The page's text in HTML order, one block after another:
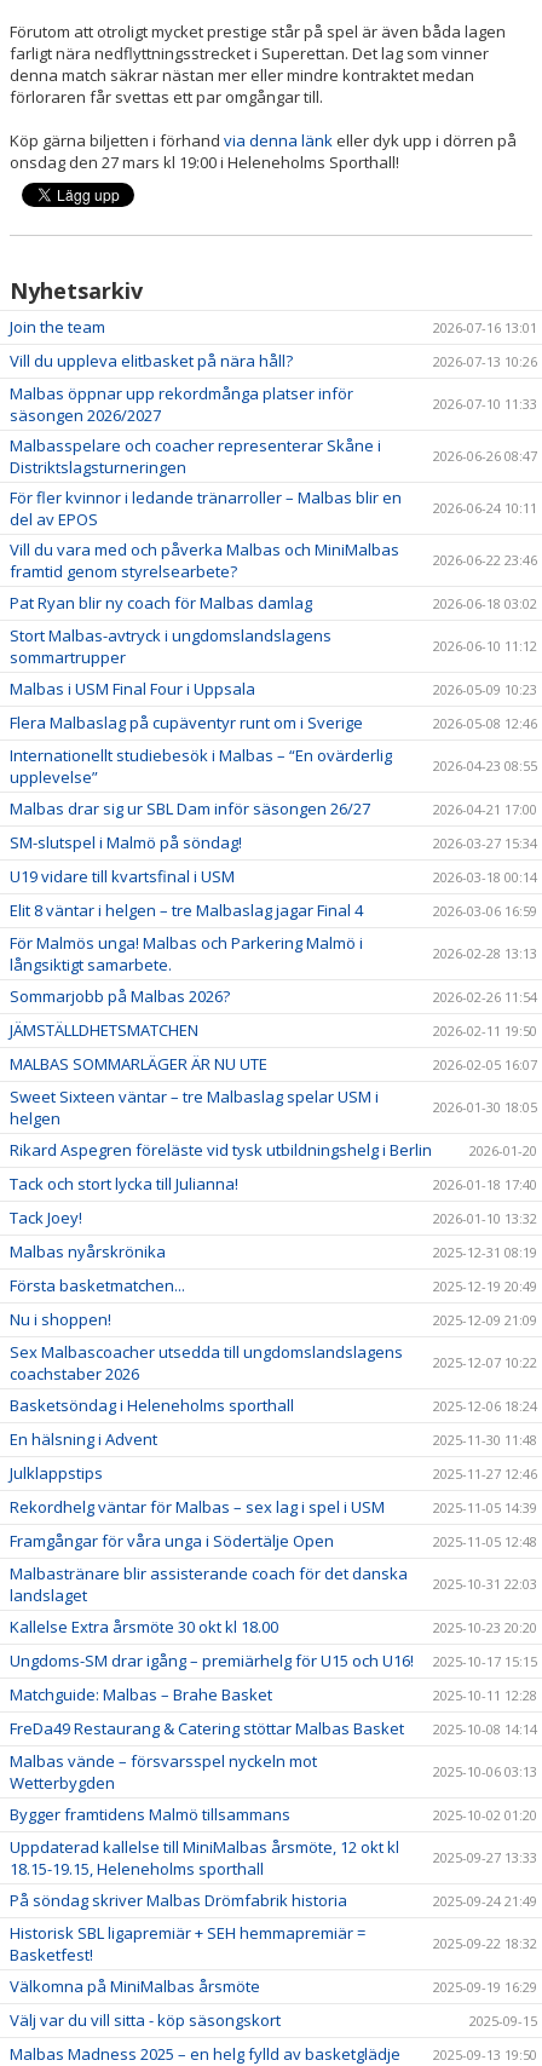
Förutom att otroligt mycket prestige står på spel är även båda lagen
farligt nära nedflyttningsstrecket i Superettan. Det lag som vinner
denna match säkrar nästan mer eller mindre kontraktet medan
förloraren får svettas ett par omgångar till.
Köp gärna biljetten i förhand via denna länkeller dyk upp i dörren på
onsdag den 27 mars kl 19:00 i Heleneholms Sporthall!
Nyhetsarkiv
Join the team 2026-07-16 13:01
Vill du uppleva elitbasket på nära håll? 2026-07-13 10:26
Malbas öppnar upp rekordmånga platser inför
säsongen 2026/2027
2026-07-10 11:33
Malbasspelare och coacher representerar Skåne i
Distriktslagsturneringen
2026-06-26 08:47
För fler kvinnor i ledande tränarroller – Malbas blir en
del av EPOS
2026-06-24 10:11
Vill du vara med och påverka Malbas och MiniMalbas
framtid genom styrelsearbete?
2026-06-22 23:46
Pat Ryan blir ny coach för Malbas damlag 2026-06-18 03:02
Stort Malbas-avtryck i ungdomslandslagens
sommartrupper
2026-06-10 11:12
Malbas i USM Final Four i Uppsala 2026-05-09 10:23
Flera Malbaslag på cupäventyr runt om i Sverige 2026-05-08 12:46
Internationellt studiebesök i Malbas – “En ovärderlig
upplevelse”
2026-04-23 08:55
Malbas drar sig ur SBL Dam inför säsongen 26/27 2026-04-21 17:00
SM-slutspel i Malmö på söndag! 2026-03-27 15:34
U19 vidare till kvartsfinal i USM 2026-03-18 00:14
Elit 8 väntar i helgen – tre Malbaslag jagar Final 4 2026-03-06 16:59
För Malmös unga! Malbas och Parkering Malmö i
långsiktigt samarbete.
2026-02-28 13:13
Sommarjobb på Malbas 2026? 2026-02-26 11:54
JÄMSTÄLLDHETSMATCHEN 2026-02-11 19:50
MALBAS SOMMARLÄGER ÄR NU UTE 2026-02-05 16:07
Sweet Sixteen väntar – tre Malbaslag spelar USM i
helgen
2026-01-30 18:05
Rikard Aspegren föreläste vid tysk utbildningshelg i Berlin 2026-01-20
Tack och stort lycka till Julianna! 2026-01-18 17:40
Tack Joey! 2026-01-10 13:32
Malbas nyårskrönika 2025-12-31 08:19
Första basketmatchen... 2025-12-19 20:49
Nu i shoppen! 2025-12-09 21:09
Sex Malbascoacher utsedda till ungdomslandslagens
coachstaber 2026
2025-12-07 10:22
Basketsöndag i Heleneholms sporthall 2025-12-06 18:24
En hälsning i Advent 2025-11-30 11:48
Julklappstips 2025-11-27 12:46
Rekordhelg väntar för Malbas – sex lag i spel i USM 2025-11-05 14:39
Framgångar för våra unga i Södertälje Open 2025-11-05 12:48
Malbastränare blir assisterande coach för det danska
landslaget
2025-10-31 22:03
Kallelse Extra årsmöte 30 okt kl 18.00 2025-10-23 20:20
Ungdoms-SM drar igång – premiärhelg för U15 och U16! 2025-10-17 15:15
Matchguide: Malbas – Brahe Basket 2025-10-11 12:28
FreDa49 Restaurang & Catering stöttar Malbas Basket 2025-10-08 14:14
Malbas vände – försvarsspel nyckeln mot
Wetterbygden
2025-10-06 03:13
Bygger framtidens Malmö tillsammans 2025-10-02 01:20
Uppdaterad kallelse till MiniMalbas årsmöte, 12 okt kl
18.15-19.15, Heleneholms sporthall
2025-09-27 13:33
På söndag skriver Malbas Drömfabrik historia 2025-09-24 21:49
Historisk SBL ligapremiär + SEH hemmapremiär =
Basketfest!
2025-09-22 18:32
Välkomna på MiniMalbas årsmöte 2025-09-19 16:29
Välj var du vill sitta - köp säsongskort 2025-09-15
Malbas Madness 2025 – en helg fylld av basketglädje 2025-09-13 19:50